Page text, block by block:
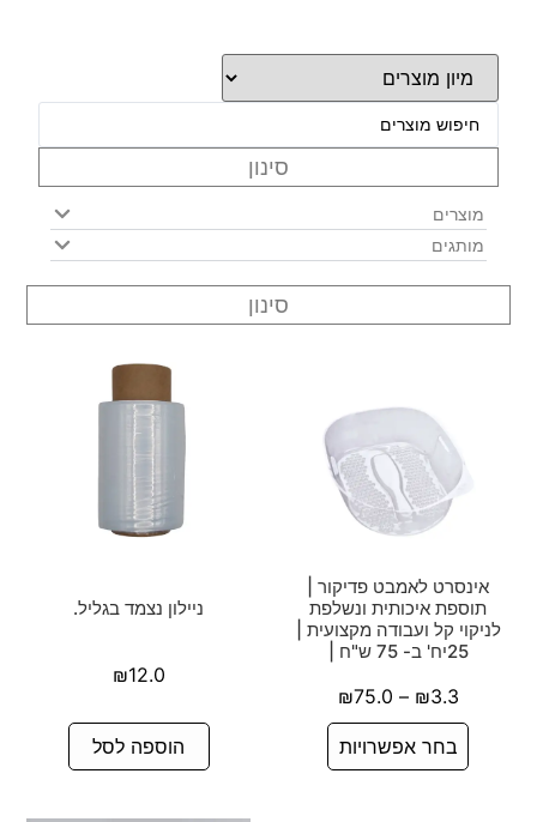
סינון
מוצרים
מותגים
סינון
אינסרט לאמבט פדיקור |
תוספת איכותית ונשלפת
לניקוי קל ועבודה מקצועית |
25יח' ב- 75 ש"ח |
₪3.3
–
₪75.0
בחר אפשרויות
ניילון נצמד בגליל.
₪12.0
הוספה לסל